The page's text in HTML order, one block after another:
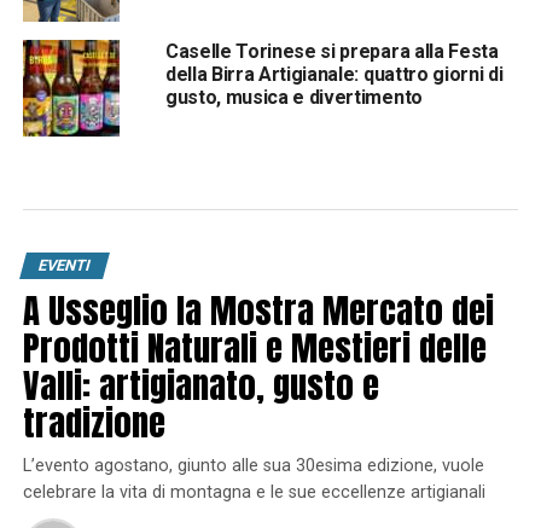
Caselle Torinese si prepara alla Festa
della Birra Artigianale: quattro giorni di
gusto, musica e divertimento
EVENTI
A Usseglio la Mostra Mercato dei
Prodotti Naturali e Mestieri delle
Valli: artigianato, gusto e
tradizione
L’evento agostano, giunto alle sua 30esima edizione, vuole
celebrare la vita di montagna e le sue eccellenze artigianali